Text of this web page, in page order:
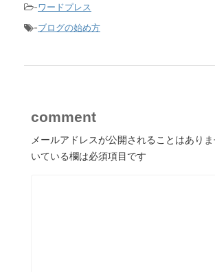
-ワードプレス
-ブログの始め方
comment
メールアドレスが公開されることはありま
いている欄は必須項目です